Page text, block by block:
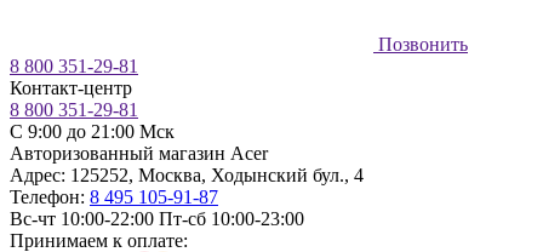
Позвонить
8 800 351-29-81
Контакт-центр
8 800 351-29-81
C 9:00 до 21:00 Мск
Авторизованный магазин Acer
Адрес: 125252, Москва, Ходынский бул., 4
Телефон: 8 495 105-91-87
Вс-чт 10:00-22:00 Пт-сб 10:00-23:00
Принимаем к оплате: